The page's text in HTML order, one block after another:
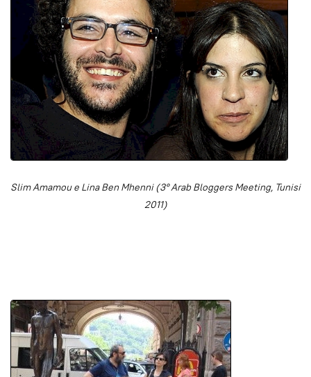
Slim Amamou e Lina Ben Mhenni (3° Arab Bloggers Meeting, Tunisi
2011)